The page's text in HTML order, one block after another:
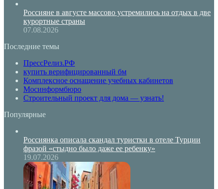
Россияне в августе массово устремились на отдых в две
курортные страны
07.08.2026
Последние темы
ПрессРелиз.РФ
купить верифицированный бм
Комплексное оснащение учебных кабинетов
Мосинформбюро
Строительный проект для дома — узнать!
Популярные
Россиянка описала скандал туристки в отеле Турции
фразой «стыдно было даже ее ребенку»
19.07.2026